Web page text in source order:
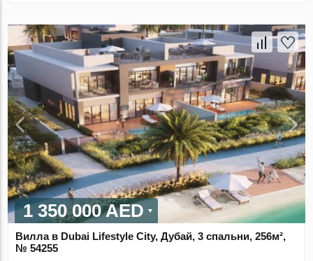
1 350 000 AED
Вилла в Dubai Lifestyle City, Дубай, 3 спальни, 256м²,
№ 54255